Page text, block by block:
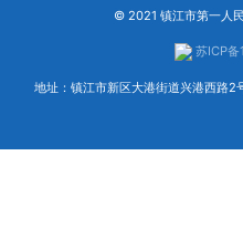
© 2021 镇江市第一人
苏ICP
地址：镇江市新区大港街道兴港西路